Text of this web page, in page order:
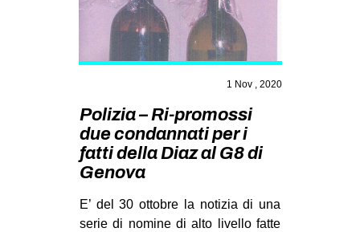
GAZA FREESTYLE
CSOA LAMBRETTA
ZAM
MILANO
1 Nov , 2020
Polizia – Ri-promossi
due condannati per i
fatti della Diaz al G8 di
Genova
E’ del 30 ottobre la notizia di una
serie di nomine di alto livello fatte